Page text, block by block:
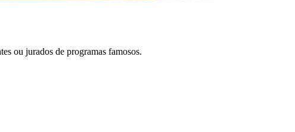
ou jurados de programas famosos.